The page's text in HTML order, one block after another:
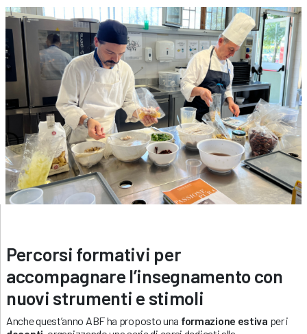
Percorsi formativi per
accompagnare l’insegnamento con
nuovi strumenti e stimoli
Anche quest’anno ABF ha proposto una formazione estiva per i